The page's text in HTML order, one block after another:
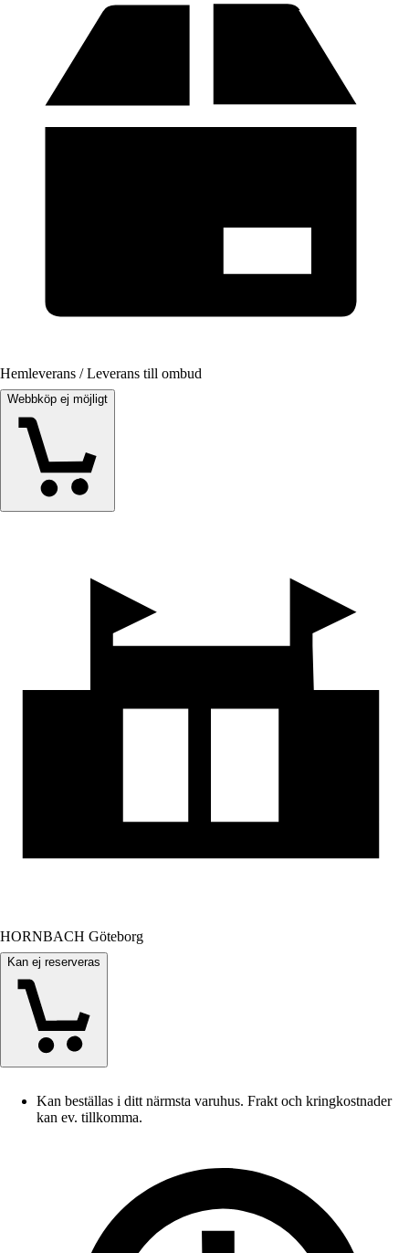
Hemleverans / Leverans till ombud
Webbköp ej möjligt
HORNBACH Göteborg
Kan ej reserveras
Kan beställas i ditt närmsta varuhus. Frakt och kringkostnader
kan ev. tillkomma.